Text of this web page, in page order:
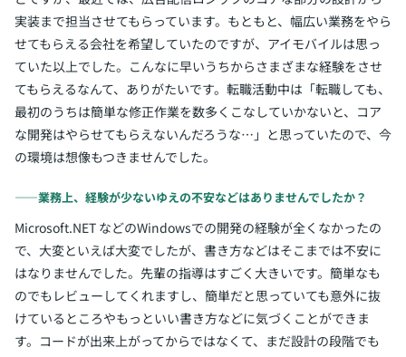
実装まで担当させてもらっています。もともと、幅広い業務をやら
せてもらえる会社を希望していたのですが、アイモバイルは思っ
ていた以上でした。こんなに早いうちからさまざまな経験をさせ
てもらえるなんて、ありがたいです。転職活動中は「転職しても、
最初のうちは簡単な修正作業を数多くこなしていかないと、コア
な開発はやらせてもらえないんだろうな…」と思っていたので、今
の環境は想像もつきませんでした。
――業務上、経験が少ないゆえの不安などはありませんでしたか？
Microsoft.NET などのWindowsでの開発の経験が全くなかったの
で、大変といえば大変でしたが、書き方などはそこまでは不安に
はなりませんでした。先輩の指導はすごく大きいです。簡単なも
のでもレビューしてくれますし、簡単だと思っていても意外に抜
けているところやもっといい書き方などに気づくことができま
す。コードが出来上がってからではなくて、まだ設計の段階でも